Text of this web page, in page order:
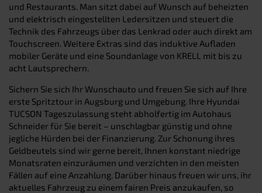
und Restaurants. Man sitzt dabei auf Wunsch auf beheizten
und elektrisch eingestellten Ledersitzen und steuert die
Technik des Fahrzeugs über das Lenkrad oder auch direkt am
Touchscreen. Weitere Extras sind das induktive Aufladen
mobiler Geräte und eine Soundanlage von KRELL mit bis zu
acht Lautsprechern.
Sichern Sie sich Ihr Wunschauto und freuen Sie sich auf Ihre
erste Spritztour in Augsburg und Umgebung. Ihre Hyundai
TUCSON Tageszulassung steht abholfertig im Autohaus
Schneider für Sie bereit – unschlagbar günstig und ohne
jegliche Hürden bei der Finanzierung. Zur Schonung ihres
Geldbeutels sind wir gerne bereit, Ihnen konstant niedrige
Monatsraten einzuräumen und verzichten in den meisten
Fällen auf eine Anzahlung. Darüber hinaus freuen wir uns, ihr
aktuelles Fahrzeug zu einem fairen Preis anzukaufen, so